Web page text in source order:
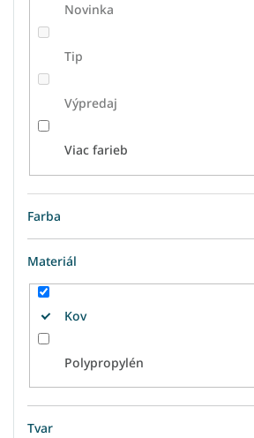
Novinka
Tip
Výpredaj
Viac farieb
Farba
Materiál
Kov
Polypropylén
Tvar